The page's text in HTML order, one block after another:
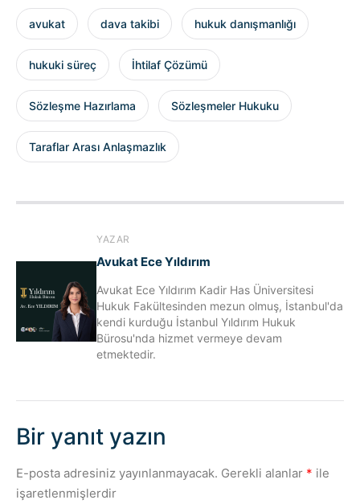
avukat dava takibi hukuk danışmanlığı
hukuki süreç İhtilaf Çözümü
Sözleşme Hazırlama Sözleşmeler Hukuku
Taraflar Arası Anlaşmazlık
YAZAR
Avukat Ece Yıldırım
Avukat Ece Yıldırım Kadir Has Üniversitesi
Hukuk Fakültesinden mezun olmuş, İstanbul'da
kendi kurduğu İstanbul Yıldırım Hukuk
Bürosu'nda hizmet vermeye devam
etmektedir.
Bir yanıt yazın
E-posta adresiniz yayınlanmayacak. Gerekli alanlar * ile
işaretlenmişlerdir